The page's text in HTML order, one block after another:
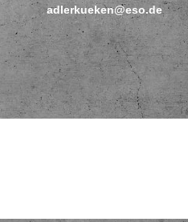
adlerkueken@eso.de